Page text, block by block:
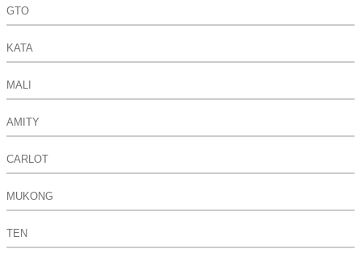
GTO
KATA
MALI
AMITY
CARLOT
MUKONG
TEN